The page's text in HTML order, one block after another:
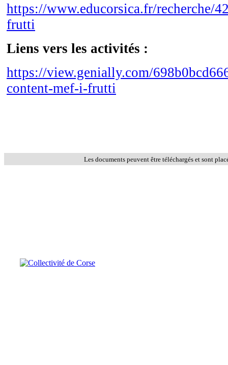
https://www.educorsica.fr/recherche/
frutti
Liens vers les activités :
https://view.genially.com/
content-mef-i-frutti
Les documents peuvent être téléchargés et sont